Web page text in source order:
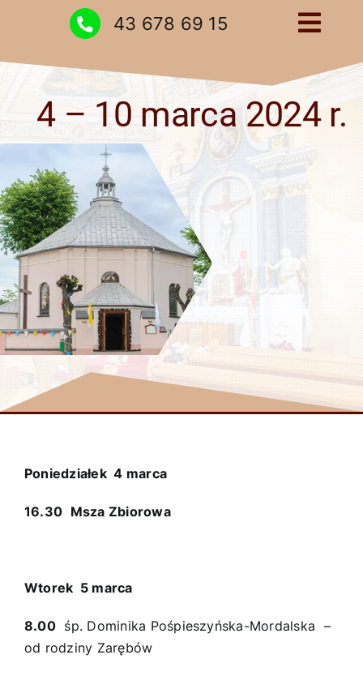
43 678 69 15
Strona główna
Intencje
Ogłoszenia
Kontakt
4 – 10 marca 2024 r.
Poniedziałek 4 marca
16.30 Msza Zbiorowa
Wtorek 5 marca
8.00śp. Dominika Pośpieszyńska-Mordalska –
od rodziny Zarębów